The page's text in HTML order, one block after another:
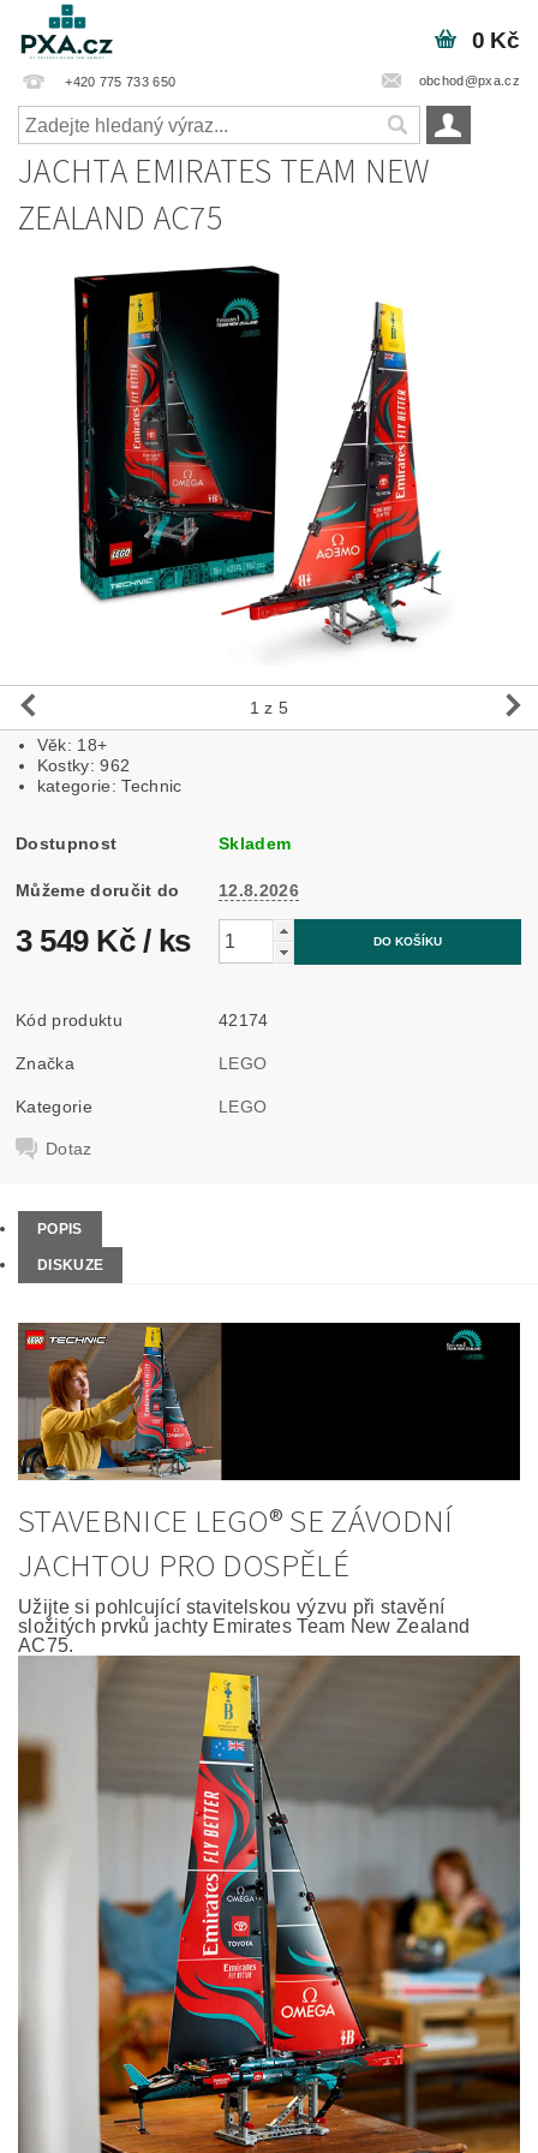
+420 775 733 650 obchod@pxa.cz
0 Kč
JACHTA EMIRATES TEAM NEW
ZEALAND AC75
1 z 5
Věk: 18+
Kostky: 962
kategorie: Technic
Dostupnost Skladem
Můžeme doručit do 12.8.2026
3 549 Kč / ks
Kód produktu 42174
Značka LEGO
Kategorie LEGO
Dotaz
POPIS
DISKUZE
STAVEBNICE LEGO® SE ZÁVODNÍ
JACHTOU PRO DOSPĚLÉ
Užijte si pohlcující stavitelskou výzvu při stavění
složitých prvků jachty Emirates Team New Zealand
AC75.